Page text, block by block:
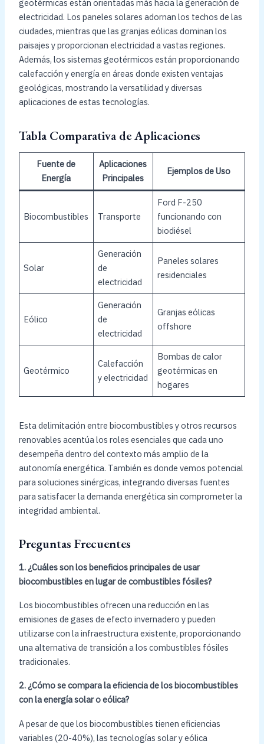
geotérmicas están orientadas más hacia la generación de
electricidad. Los paneles solares adornan los techos de las
ciudades, mientras que las granjas eólicas dominan los
paisajes y proporcionan electricidad a vastas regiones.
Además, los sistemas geotérmicos están proporcionando
calefacción y energía en áreas donde existen ventajas
geológicas, mostrando la versatilidad y diversas
aplicaciones de estas tecnologías.
Tabla Comparativa de Aplicaciones
Fuente de
Energía
Aplicaciones
Principales
Ejemplos de Uso
Biocombustibles Transporte
Ford F-250
funcionando con
biodiésel
Solar
Generación
de
electricidad
Paneles solares
residenciales
Eólico
Generación
de
electricidad
Granjas eólicas
offshore
Geotérmico
Calefacción
y electricidad
Bombas de calor
geotérmicas en
hogares
Esta delimitación entre biocombustibles y otros recursos
renovables acentúa los roles esenciales que cada uno
desempeña dentro del contexto más amplio de la
autonomía energética. También es donde vemos potencial
para soluciones sinérgicas, integrando diversas fuentes
para satisfacer la demanda energética sin comprometer la
integridad ambiental.
Preguntas Frecuentes
1. ¿Cuáles son los beneficios principales de usar
biocombustibles en lugar de combustibles fósiles?
Los biocombustibles ofrecen una reducción en las
emisiones de gases de efecto invernadero y pueden
utilizarse con la infraestructura existente, proporcionando
una alternativa de transición a los combustibles fósiles
tradicionales.
2. ¿Cómo se compara la eficiencia de los biocombustibles
con la energía solar o eólica?
A pesar de que los biocombustibles tienen eficiencias
variables (20-40%), las tecnologías solar y eólica